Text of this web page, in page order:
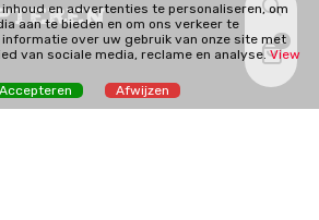
0
en advertenties te personaliseren, om
aan te bieden en om ons verkeer te
informatie over uw gebruik van onze site met
van sociale media, reclame en analyse.View
Accepteren
Afwijzen